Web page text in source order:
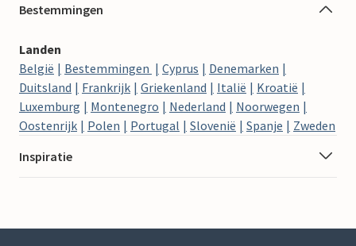
Bestemmingen
Landen
België
Bestemmingen Cyprus
Denemarken
Duitsland
Frankrijk Griekenland Italië
Kroatië
Luxemburg
Montenegro Nederland
Noorwegen
Oostenrijk
Polen Portugal Slovenië Spanje
Zweden
Inspiratie